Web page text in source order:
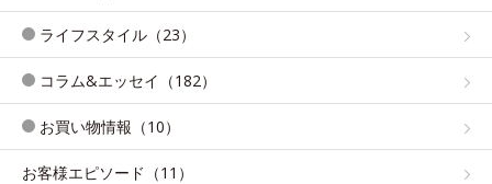
ライフスタイル（23）
コラム&エッセイ（182）
お買い物情報（10）
お客様エピソード（11）